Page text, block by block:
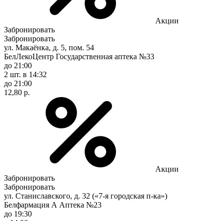
Акции
Забронировать
Забронировать
ул. Макаёнка, д. 5, пом. 54
БелЛекоЦентр Государственная аптека №33
до 21:00
2 шт. в 14:32
до 21:00
12,80 р.
Акции
Забронировать
Забронировать
ул. Станиславского, д. 32 («7-я городская п-ка»)
Белфармация А Аптека №23
до 19:30